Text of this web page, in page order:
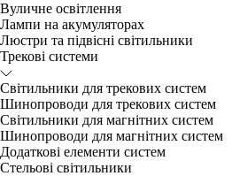
Вуличне освітлення
Лампи на акумуляторах
Люстри та підвісні світильники
Трекові системи
Світильники для трекових систем
Шинопроводи для трекових систем
Світильники для магнітних систем
Шинопроводи для магнітних систем
Додаткові елементи систем
Cтельові світильники